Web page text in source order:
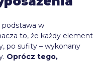
w
to, że każdy element
po sufity – wykonany
Oprócz tego,